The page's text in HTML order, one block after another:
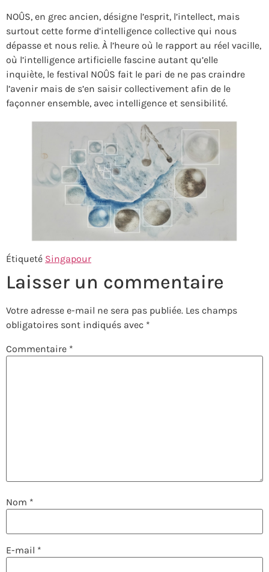
NOÛS, en grec ancien, désigne l’esprit, l’intellect, mais
surtout cette forme d’intelligence collective qui nous
dépasse et nous relie. À l’heure où le rapport au réel vacille,
où l’intelligence artificielle fascine autant qu’elle
inquiète, le festival NOÛS fait le pari de ne pas craindre
l’avenir mais de s’en saisir collectivement afin de le
façonner ensemble, avec intelligence et sensibilité.
Étiqueté Singapour
Laisser un commentaire
Votre adresse e-mail ne sera pas publiée. Les champs
obligatoires sont indiqués avec *
Commentaire *
Nom *
E-mail *